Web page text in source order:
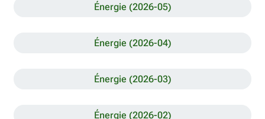
Énergie (2026-05)
Énergie (2026-04)
Énergie (2026-03)
Énergie (2026-02)